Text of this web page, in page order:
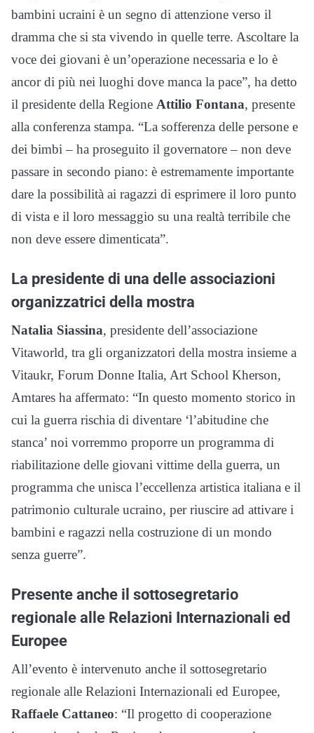
bambini ucraini è un segno di attenzione verso il
dramma che si sta vivendo in quelle terre. Ascoltare la
voce dei giovani è un’operazione necessaria e lo è
ancor di più nei luoghi dove manca la pace”, ha detto
il presidente della Regione Attilio Fontana, presente
alla conferenza stampa. “La sofferenza delle persone e
dei bimbi – ha proseguito il governatore – non deve
passare in secondo piano: è estremamente importante
dare la possibilità ai ragazzi di esprimere il loro punto
di vista e il loro messaggio su una realtà terribile che
non deve essere dimenticata”.
La presidente di una delle associazioni
organizzatrici della mostra
Natalia Siassina, presidente dell’associazione
Vitaworld, tra gli organizzatori della mostra insieme a
Vitaukr, Forum Donne Italia, Art School Kherson,
Amtares ha affermato: “In questo momento storico in
cui la guerra rischia di diventare ‘l’abitudine che
stanca’ noi vorremmo proporre un programma di
riabilitazione delle giovani vittime della guerra, un
programma che unisca l’eccellenza artistica italiana e il
patrimonio culturale ucraino, per riuscire ad attivare i
bambini e ragazzi nella costruzione di un mondo
senza guerre”.
Presente anche il sottosegretario
regionale alle Relazioni Internazionali ed
Europee
All’evento è intervenuto anche il sottosegretario
regionale alle Relazioni Internazionali ed Europee,
Raffaele Cattaneo: “Il progetto di cooperazione